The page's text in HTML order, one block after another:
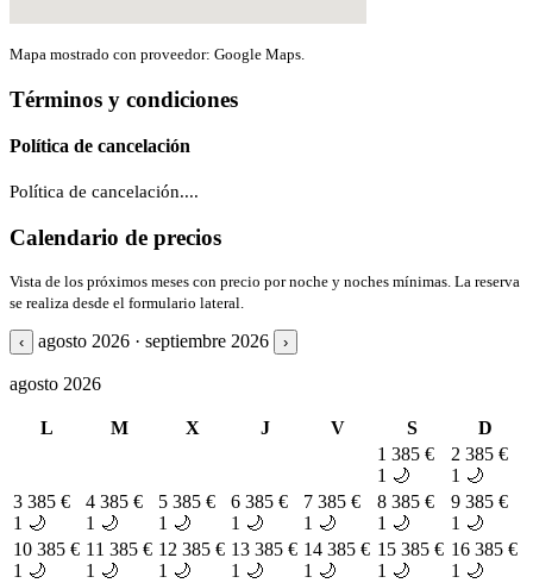
Mapa mostrado con proveedor: Google Maps.
Términos y condiciones
Política de cancelación
Política de cancelación....
Calendario de precios
Vista de los próximos meses con precio por noche y noches mínimas. La reserva
se realiza desde el formulario lateral.
‹ agosto 2026 · septiembre 2026 ›
agosto 2026
L M X J V S
D
1 385 €
1 🌙
2 385 €
1 🌙
3 385 €
1 🌙
4 385 €
1 🌙
5 385 €
1 🌙
6 385 €
1 🌙
7 385 €
1 🌙
8 385 €
1 🌙
9 385 €
1 🌙
10 385 €
1 🌙
11 385 €
1 🌙
12 385 €
1 🌙
13 385 €
1 🌙
14 385 €
1 🌙
15 385 €
1 🌙
16 385 €
1 🌙